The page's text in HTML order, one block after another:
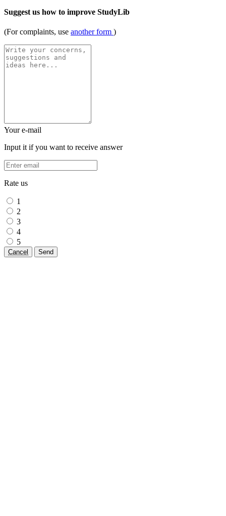
Suggest us how to improve StudyLib
(For complaints, use another form )
Your e-mail
Input it if you want to receive answer
Rate us
1
2
3
4
5
Cancel Send